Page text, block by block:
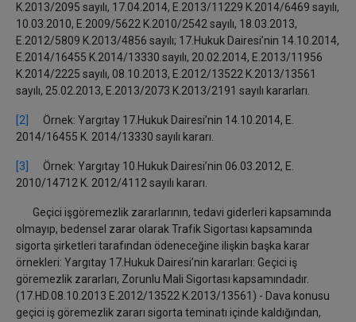
K.2013/2095 sayılı, 17.04.2014, E.2013/11229 K.2014/6469 sayılı,
10.03.2010, E.2009/5622 K.2010/2542 sayılı, 18.03.2013,
E.2012/5809 K.2013/4856 sayılı; 17.Hukuk Dairesi’nin 14.10.2014,
E.2014/16455 K.2014/13330 sayılı, 20.02.2014, E.2013/11956
K.2014/2225 sayılı, 08.10.2013, E.2012/13522 K.2013/13561
sayılı, 25.02.2013, E.2013/2073 K.2013/2191 sayılı kararları.
[2]
Örnek: Yargıtay 17.Hukuk Dairesi’nin 14.10.2014, E.
2014/16455 K. 2014/13330 sayılı kararı.
[3]
Örnek: Yargıtay 10.Hukuk Dairesi’nin 06.03.2012, E.
2010/14712 K. 2012/4112 sayılı kararı.
Geçici işgöremezlik zararlarının, tedavi giderleri kapsamında
olmayıp, bedensel zarar olarak Trafik Sigortası kapsamında
sigorta şirketleri tarafından ödeneceğine ilişkin başka karar
örnekleri: Yargıtay 17.Hukuk Dairesi’nin kararları: Geçici iş
göremezlik zararları, Zorunlu Mali Sigortası kapsamındadır.
(17.HD.08.10.2013 E.2012/13522 K.2013/13561) - Dava konusu
geçici iş göremezlik zararı sigorta teminatı içinde kaldığından,